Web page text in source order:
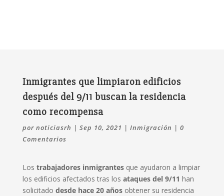
Inmigrantes que limpiaron edificios
después del 9/11 buscan la residencia
como recompensa
por noticiasrh | Sep 10, 2021 | Inmigración | 0
Comentarios
Los trabajadores inmigrantesque ayudaron a limpiar
los edificios afectados tras los ataques del 9/11 han
solicitado desde hace 20 añosobtener su residencia